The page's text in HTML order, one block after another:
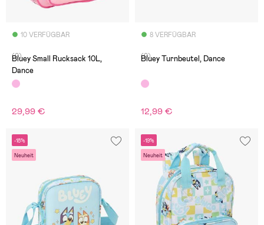
10 VERFÜGBAR
(0)
Bluey Small Rucksack 10L,
Dance
29,99 €
8 VERFÜGBAR
(0)
Bluey Turnbeutel, Dance
12,99 €
-18%
Neuheit
-19%
Neuheit